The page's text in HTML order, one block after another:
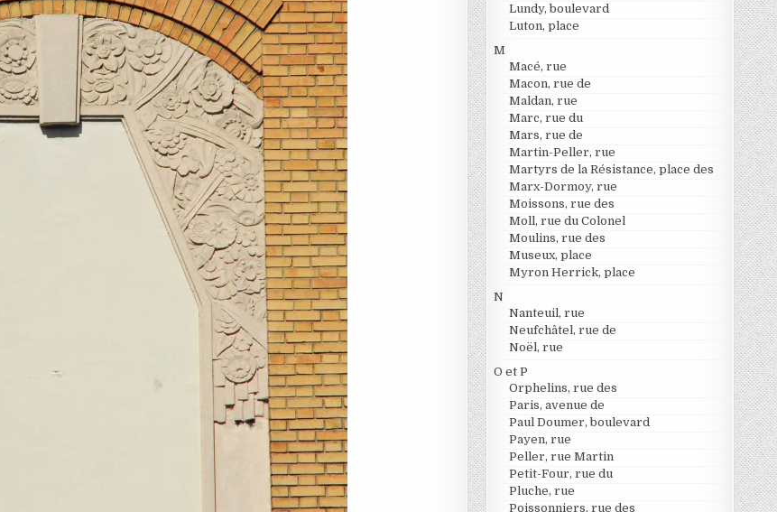
Lundy, boulevard
Luton, place
M
Macé, rue
Macon, rue de
Maldan, rue
Marc, rue du
Mars, rue de
Martin-Peller, rue
Martyrs de la Résistance, place des
Marx-Dormoy, rue
Moissons, rue des
Moll, rue du Colonel
Moulins, rue des
Museux, place
Myron Herrick, place
N
Nanteuil, rue
Neufchâtel, rue de
Noël, rue
O et P
Orphelins, rue des
Paris, avenue de
Paul Doumer, boulevard
Payen, rue
Peller, rue Martin
Petit-Four, rue du
Pluche, rue
Poissonniers, rue des